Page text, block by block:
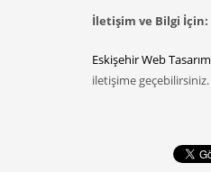
İletişim ve Bilgi İçin:
Eskişehir Web Tasarım
iletişime geçebilirsiniz.